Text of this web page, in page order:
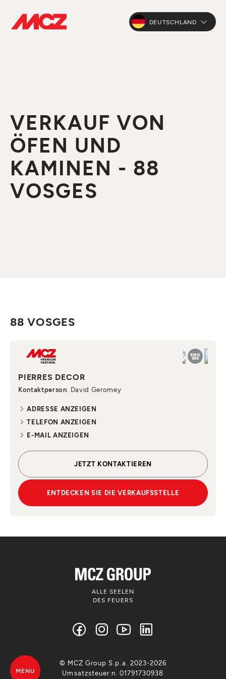
DEUTSCHLAND
VERKAUF VON
ÖFEN UND
KAMINEN - 88
VOSGES
88 VOSGES
PIERRES DECOR
Kontaktperson: David Geromey
ADRESSE ANZEIGEN
TELEFON ANZEIGEN
E-MAIL ANZEIGEN
JETZT KONTAKTIEREN
ENTDECKEN SIE DIE VERKAUFSSTELLE
ALLE SEELEN
DES FEUERS
© MCZ Group S.p.a. 2023-2026
Umsatzsteuer n. 01791730938
MENU